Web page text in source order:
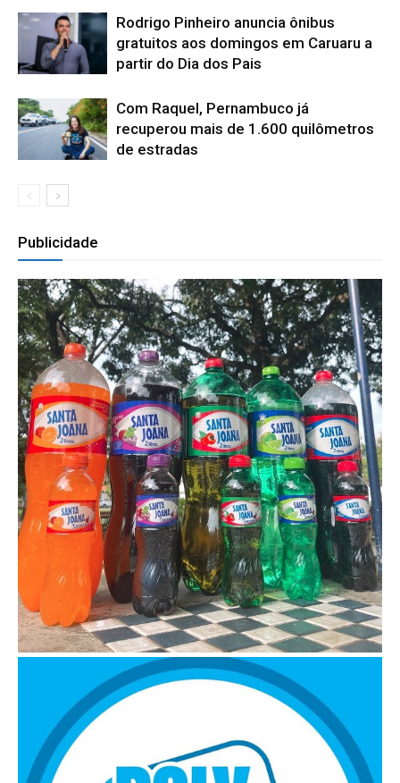
Rodrigo Pinheiro anuncia ônibus
gratuitos aos domingos em Caruaru a
partir do Dia dos Pais
Com Raquel, Pernambuco já
recuperou mais de 1.600 quilômetros
de estradas
Publicidade